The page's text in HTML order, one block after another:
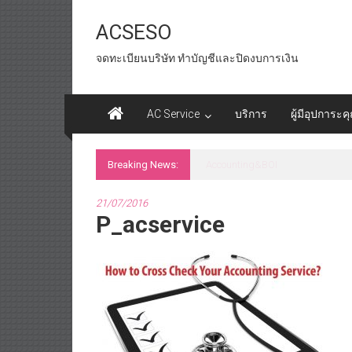
contentACSESO
จดทะเบียนบริษัท ทำบัญชีและปิดงบการเงิน
AC Service บริการ ผู้มีอุปการะ
Breaking News:
21/07/2016
P_acservice